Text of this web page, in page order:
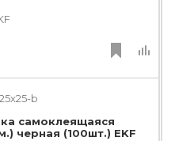
b
самоклеящаяся
черная (100шт.) EKF